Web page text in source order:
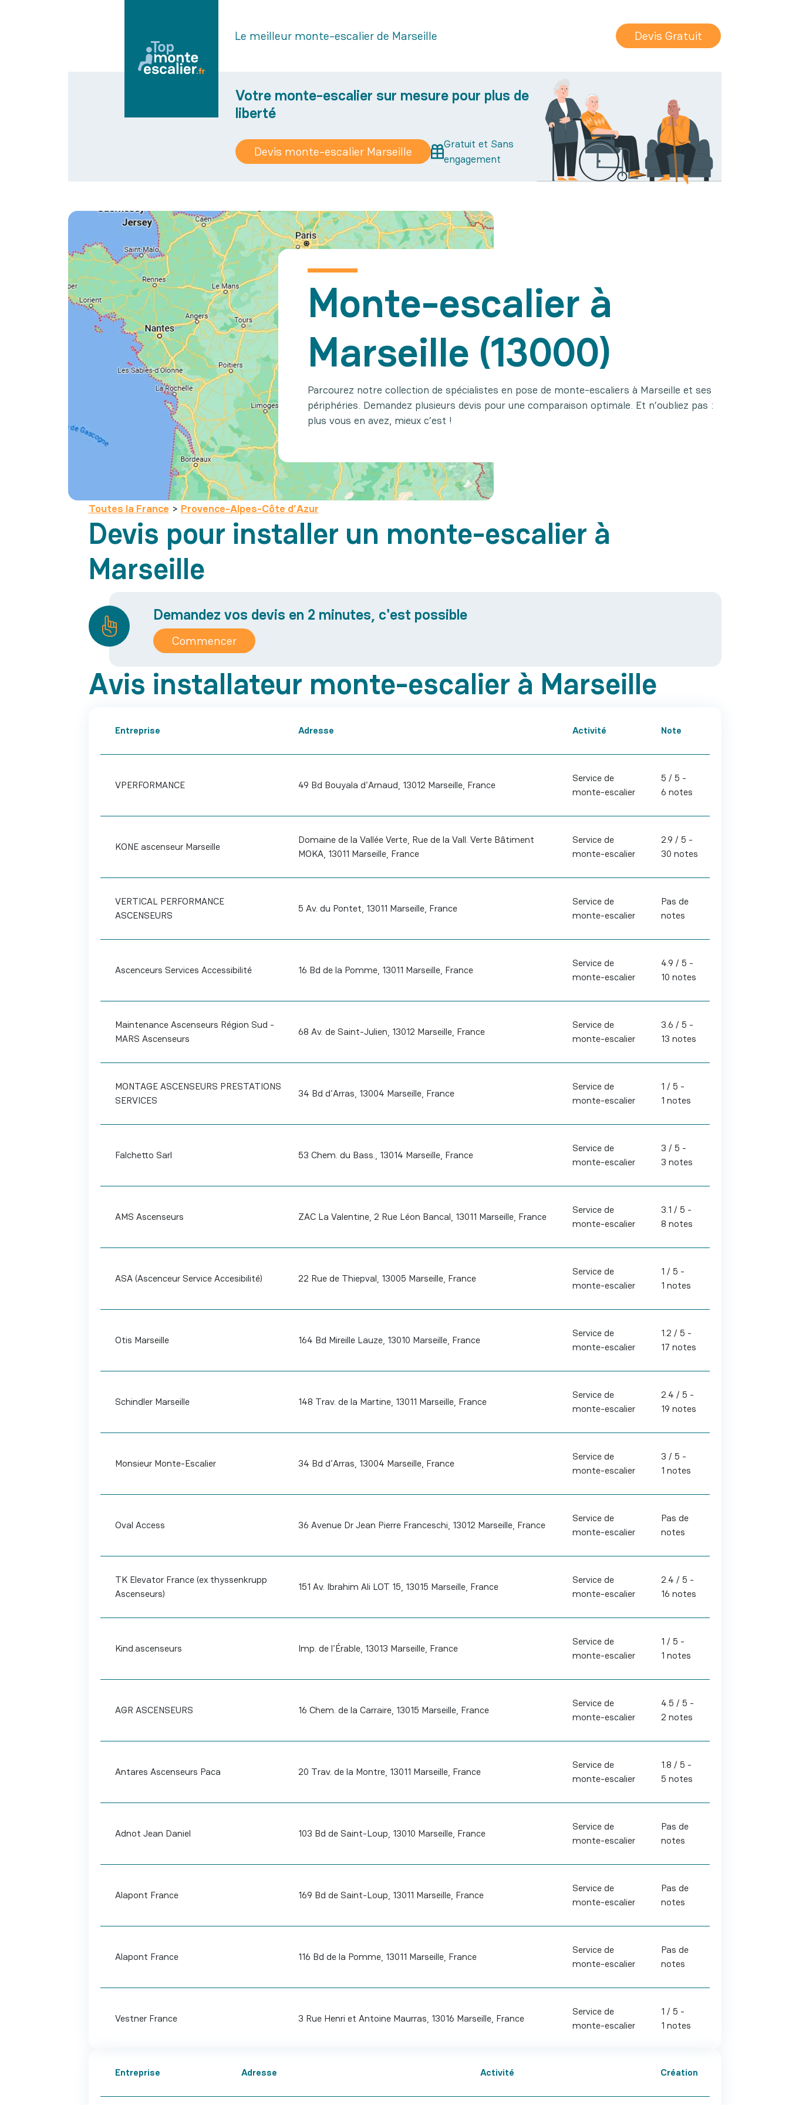
Le meilleur monte-escalier de Marseille Devis Gratuit
Votre monte-escalier sur mesure pour plus de
liberté
Devis monte-escalier Marseille
Gratuit et Sans
engagement
Monte-escalier à
Marseille (13000)
Parcourez notre collection de spécialistes en pose de monte-escaliers à Marseille et ses
périphéries. Demandez plusieurs devis pour une comparaison optimale. Et n’oubliez pas :
plus vous en avez, mieux c’est !
Toutes la France > Provence-Alpes-Côte d’Azur
Devis pour installer un monte-escalier à
Marseille
Demandez vos devis en 2 minutes, c'est possible
Commencer
Avis installateur monte-escalier à Marseille
Entreprise Adresse Activité Note
VPERFORMANCE 49 Bd Bouyala d'Arnaud, 13012 Marseille, France
Service de
monte-escalier
5 / 5 -
6 notes
KONE ascenseur Marseille
Domaine de la Vallée Verte, Rue de la Vall. Verte Bâtiment
MOKA, 13011 Marseille, France
Service de
monte-escalier
2.9 / 5 -
30 notes
VERTICAL PERFORMANCE
ASCENSEURS
5 Av. du Pontet, 13011 Marseille, France
Service de
monte-escalier
Pas de
notes
Ascenceurs Services Accessibilité 16 Bd de la Pomme, 13011 Marseille, France
Service de
monte-escalier
4.9 / 5 -
10 notes
Maintenance Ascenseurs Région Sud -
MARS Ascenseurs
68 Av. de Saint-Julien, 13012 Marseille, France
Service de
monte-escalier
3.6 / 5 -
13 notes
MONTAGE ASCENSEURS PRESTATIONS
SERVICES
34 Bd d'Arras, 13004 Marseille, France
Service de
monte-escalier
1 / 5 -
1 notes
Falchetto Sarl 53 Chem. du Bass., 13014 Marseille, France
Service de
monte-escalier
3 / 5 -
3 notes
AMS Ascenseurs ZAC La Valentine, 2 Rue Léon Bancal, 13011 Marseille, France
Service de
monte-escalier
3.1 / 5 -
8 notes
ASA (Ascenceur Service Accesibilité) 22 Rue de Thiepval, 13005 Marseille, France
Service de
monte-escalier
1 / 5 -
1 notes
Otis Marseille 164 Bd Mireille Lauze, 13010 Marseille, France
Service de
monte-escalier
1.2 / 5 -
17 notes
Schindler Marseille 148 Trav. de la Martine, 13011 Marseille, France
Service de
monte-escalier
2.4 / 5 -
19 notes
Monsieur Monte-Escalier 34 Bd d'Arras, 13004 Marseille, France
Service de
monte-escalier
3 / 5 -
1 notes
Oval Access 36 Avenue Dr Jean Pierre Franceschi, 13012 Marseille, France
Service de
monte-escalier
Pas de
notes
TK Elevator France (ex thyssenkrupp
Ascenseurs)
151 Av. Ibrahim Ali LOT 15, 13015 Marseille, France
Service de
monte-escalier
2.4 / 5 -
16 notes
Kind.ascenseurs Imp. de l'Érable, 13013 Marseille, France
Service de
monte-escalier
1 / 5 -
1 notes
AGR ASCENSEURS 16 Chem. de la Carraire, 13015 Marseille, France
Service de
monte-escalier
4.5 / 5 -
2 notes
Antares Ascenseurs Paca 20 Trav. de la Montre, 13011 Marseille, France
Service de
monte-escalier
1.8 / 5 -
5 notes
Adnot Jean Daniel 103 Bd de Saint-Loup, 13010 Marseille, France
Service de
monte-escalier
Pas de
notes
Alapont France 169 Bd de Saint-Loup, 13011 Marseille, France
Service de
monte-escalier
Pas de
notes
Alapont France 116 Bd de la Pomme, 13011 Marseille, France
Service de
monte-escalier
Pas de
notes
Vestner France 3 Rue Henri et Antoine Maurras, 13016 Marseille, France
Service de
monte-escalier
1 / 5 -
1 notes
Entreprise Adresse Activité Création